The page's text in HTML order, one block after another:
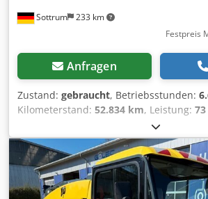
Sottrum 233 km
Festpreis
Anfragen
Zustand: gebraucht, Betriebsstunden:
Kilometerstand: 52.834 km, Leistung:
, Gesamtgewicht:
Kraftstofftyp:Diesel, Farbe:Rot,
4x2, maximales Ladegewicht:2.450 kg,
kg, Radstand:1.900 mm, Bremsen:
Fahrerkabine:Fahrerhaus , Getriebetyp: